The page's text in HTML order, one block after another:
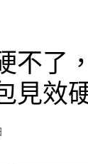
不了
見效